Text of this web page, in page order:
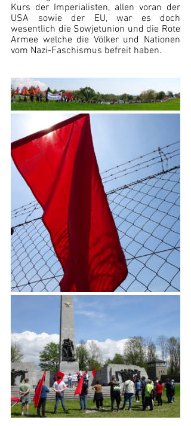
Kurs der Imperialisten, allen voran der
USA sowie der EU, war es doch
wesentlich die Sowjetunion und die Rote
Armee welche die Völker und Nationen
vom Nazi-Faschismus befreit haben.